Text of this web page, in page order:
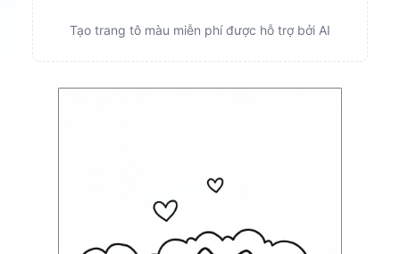
Tạo trang tô màu miễn phí được hỗ trợ bởi AI